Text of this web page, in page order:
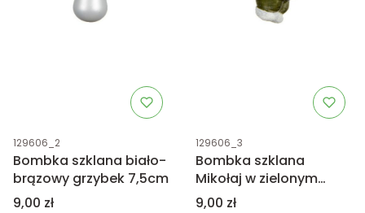
Kod produktu
129606_2
Bombka szklana biało-
brązowy grzybek 7,5cm
Cena
9,00 zł
Kod produktu
129606_3
Bombka szklana
Mikołaj w zielonym
ubraniu 7,5cm
Cena
9,00 zł